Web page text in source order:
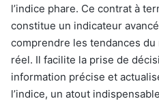
l’indice phare. Ce contrat à
constitue un indicateur
comprendre les tendances
réel. Il facilite la prise de
information précise et
l’indice, un atout